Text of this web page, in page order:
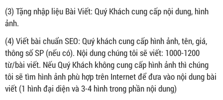
(3) Tặng nhập liệu Bài Viết: Quý Khách cung cấp nội dung, hình
ảnh.
(4) Viết bài chuẩn SEO: Quý khách cung cấp hình ảnh, tên, giá,
thông số SP (nếu có). Nội dung chúng tôi sẽ viết: 1000-1200
từ/bài viết. Nếu Quý Khách không cung cấp hình ảnh thì chúng
tôi sẽ tìm hình ảnh phù hợp trên Internet để đưa vào nội dung bài
viết (1 hình đại diện và 3-4 hình trong phần nội dung)